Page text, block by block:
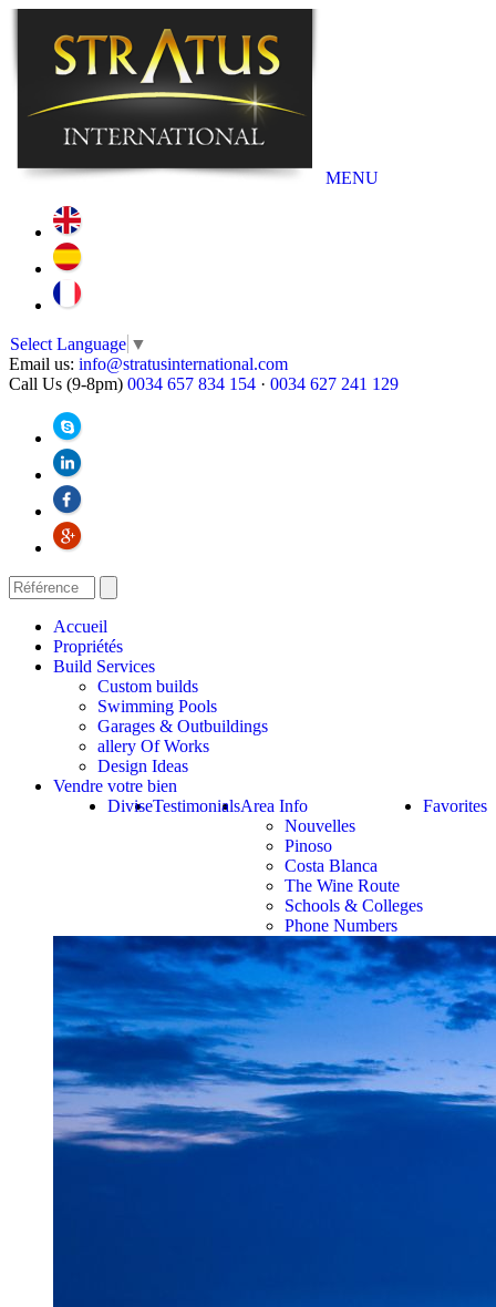
MENU
Select Language ▼
Email us: info@stratusinternational.com
Call Us (9-8pm) 0034 657 834 154 · 0034 627 241 129
Accueil
Propriétés
Build Services
Custom builds
Swimming Pools
Garages & Outbuildings
allery Of Works
Design Ideas
Vendre votre bien
Favorites
Area Info
Nouvelles
Pinoso
Costa Blanca
The Wine Route
Schools & Colleges
Phone Numbers
Testimonials
Divise